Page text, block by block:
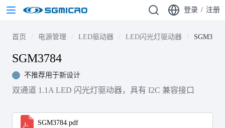
登录 / 注册
首页 电源管理 LED驱动器 LED闪光灯驱动器 SGM3784
SGM3784
不推荐用于新设计
双通道 1.1A LED 闪光灯驱动器，具有 I2C 兼容接口
SGM3784.pdf